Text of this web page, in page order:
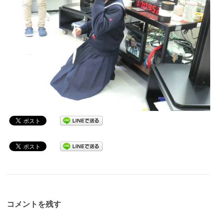
コメントを残す